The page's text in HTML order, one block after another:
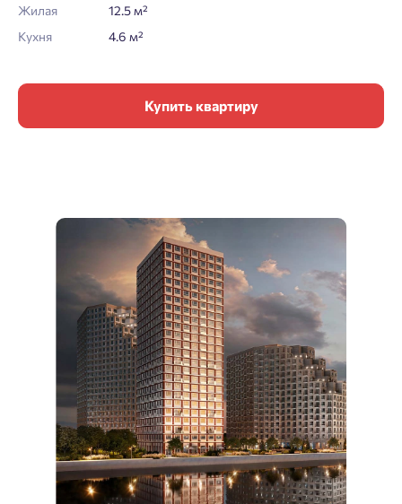
Жилая
12.5 м²
Кухня
4.6 м²
Купить квартиру